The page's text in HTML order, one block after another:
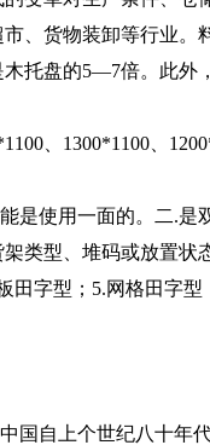
、货物装卸等行业。
托盘的5—7倍。此外
、1300*1100、
是使用一面的。二.是
类型、堆码或放置状
字型；5.网格田字
自上个世纪八十年